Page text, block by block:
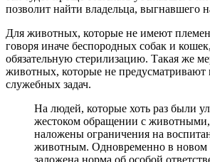
позволит найти владельца, выгнавшего
Для животных, которые не имеют
говоря иначе беспородных собак и
обязательную стерилизацию. Такая же
животных, которые не
служебных задач.
На людей, которые хоть раз были
жестоком обращении с животными,
наложены ограничения на
животным. Одновременно в новом
заложена норма об особой